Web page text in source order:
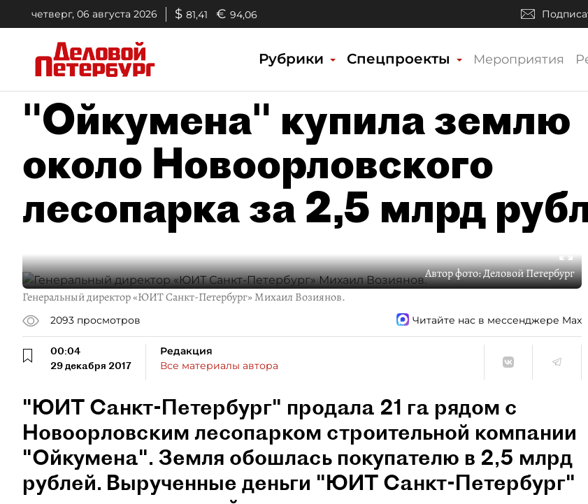
четверг, 06 августа 2026 $ 81,41 € 94,06
Рубрики Спецпроекты Мероприятия
"Ойкумена" купила землю
около Новоорловского
лесопарка за 2,5 млрд
Автор фото:Деловой Петербург
Генеральный директор «ЮИТ Санкт-Петербург» Михаил Возиянов.
2093 просмотров Читайте нас в мессенджере Max
00:04
29 декабря 2017
Редакция
Все материалы автора
"ЮИТ Санкт-Петербург" продала 21 га рядом с
Новоорловским лесопарком строительной компании
"Ойкумена". Земля обошлась покупателю в 2,5 млрд
рублей. Вырученные деньги "ЮИТ Санкт-Петербург"